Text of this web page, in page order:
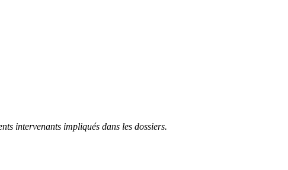
intervenants impliqués dans les dossiers.